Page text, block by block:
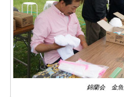
錦蘭会 金魚